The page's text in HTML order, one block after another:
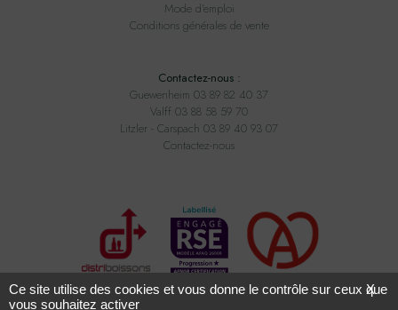
Mode d'emploi
Conditions générales de vente
Contactez-nous :
Guewenheim 03 89 82 40 37
Valff 03 88 58 59 70
Litzler - Carspach 03 89 40 93 07
Contactez-nous
X
Ce site utilise des cookies et vous donne le contrôle sur ceux que
vous souhaitez activer